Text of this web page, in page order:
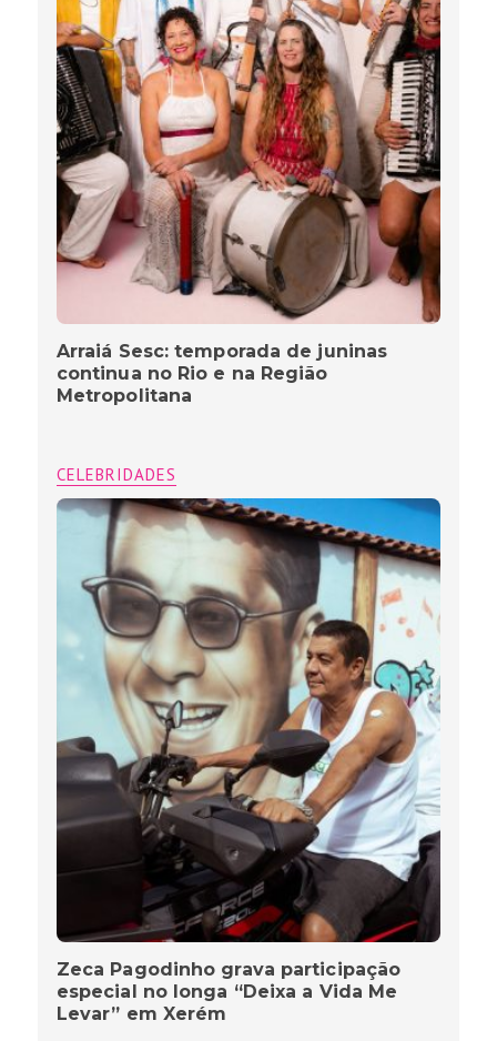
Arraiá Sesc: temporada de juninas
continua no Rio e na Região
Metropolitana
CELEBRIDADES
Zeca Pagodinho grava participação
especial no longa “Deixa a Vida Me
Levar” em Xerém